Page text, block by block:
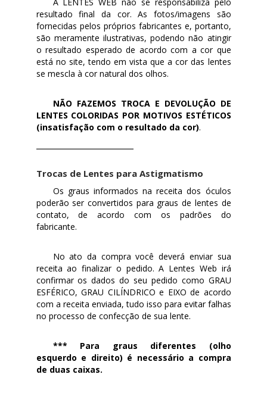
resultado final da cor. As fotos/imagens são
fornecidas pelos próprios fabricantes e, portanto,
são meramente ilustrativas, podendo não atingir
o resultado esperado de acordo com a cor que
está no site, tendo em vista que a cor das lentes
se mescla à cor natural dos olhos.
NÃO FAZEMOS TROCA E DEVOLUÇÃO DE
LENTES COLORIDAS POR MOTIVOS ESTÉTICOS
(insatisfação com o resultado da cor).
Trocas de Lentes para Astigmatismo
Os graus informados na receita dos óculos
poderão ser convertidos para graus de lentes de
contato, de acordo com os padrões do
fabricante.
No ato da compra você deverá enviar sua
receita ao finalizar o pedido. A Lentes Web irá
confirmar os dados do seu pedido como GRAU
ESFÉRICO, GRAU CILÍNDRICO e EIXO de acordo
com a receita enviada, tudo isso para evitar falhas
no processo de confecção de sua lente.
*** Para graus diferentes (olho
esquerdo e direito) é necessário a compra
de duas caixas.